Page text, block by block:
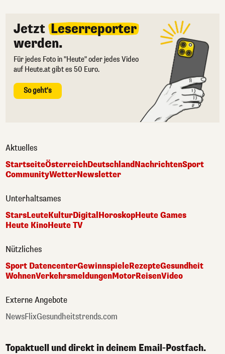
Jetzt Leserreporter
werden.
Für jedes Foto in "Heute" oder jedes Video
auf Heute.at gibt es 50 Euro.
So geht's
Aktuelles
StartseiteÖsterreichDeutschlandNachrichtenSport
CommunityWetterNewsletter
Unterhaltsames
StarsLeuteKulturDigital HoroskopHeute Games
Heute KinoHeute TV
Nützliches
Sport DatencenterGewinnspieleRezepteGesundheit
WohnenVerkehrsmeldungenMotorReisenVideo
Externe Angebote
NewsFlixGesundheitstrends.com
Topaktuell und direkt in deinem Email-Postfach.